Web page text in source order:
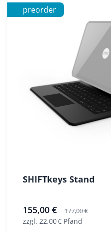
preorder
SHIFTkeys Stand
sonderangebot
155,00 € 177,00 €
zzgl. 22,00 € Pfand